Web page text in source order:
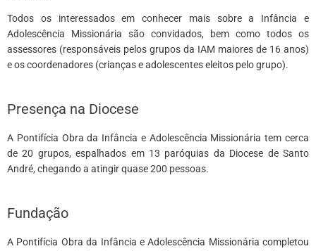
Todos os interessados em conhecer mais sobre a Infância e
Adolescência Missionária são convidados, bem como todos os
assessores (responsáveis pelos grupos da IAM maiores de 16 anos)
e os coordenadores (crianças e adolescentes eleitos pelo grupo).
Presença na Diocese
A Pontifícia Obra da Infância e Adolescência Missionária tem cerca
de 20 grupos, espalhados em 13 paróquias da Diocese de Santo
André, chegando a atingir quase 200 pessoas.
Fundação
A Pontifícia Obra da Infância e Adolescência Missionária completou